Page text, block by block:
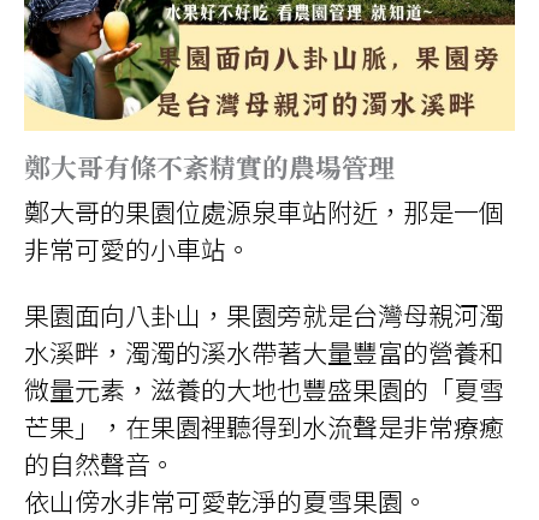
鄭大哥有條不紊精實的農場管理
鄭大哥的果園位處源泉車站附近，那是一個
非常可愛的小車站。
果園面向八卦山，果園旁就是台灣母親河濁
水溪畔，濁濁的溪水帶著大量豐富的營養和
微量元素，滋養的大地也豐盛果園的「夏雪
芒果」，在果園裡聽得到水流聲是非常療癒
的自然聲音。
依山傍水非常可愛乾淨的夏雪果園。